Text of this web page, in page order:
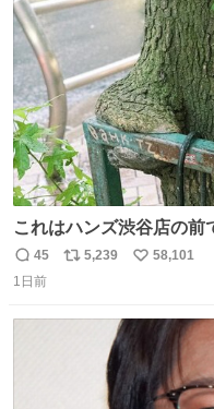
数
これはハンズ渋谷店の前
「くつろ木」。
返
信
45
リ
5,239
い
数
58,101
1日前